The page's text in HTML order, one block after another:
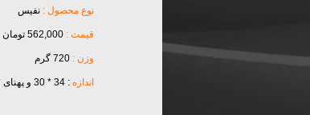
نوع محصول : نفیس
قیمت : 562,000 تومان
وزن : 720 گرم
اندازه : 34 * 30 و پهنای 7 سانتیمتر